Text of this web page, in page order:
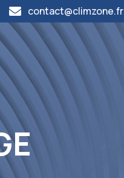
 contact@climzone.fr